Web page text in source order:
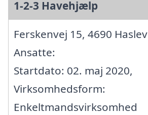
1-2-3 Havehjælp
Ferskenvej 15, 4690 Haslev
Ansatte:
Startdato: 02. maj 2020,
Virksomhedsform:
Enkeltmandsvirksomhed